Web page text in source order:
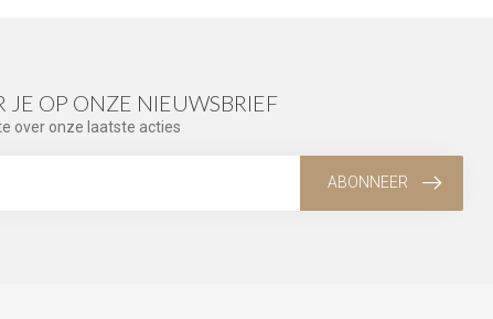
JE OP ONZE NIEUWSBRIEF
over onze laatste acties
ABONNEER